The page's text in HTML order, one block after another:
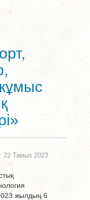
22 Тамыз 2023
жылдың 6